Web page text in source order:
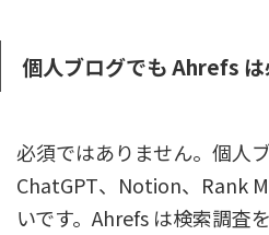
個人ブログでも Ahrefs
必須ではありません。個人
ChatGPT、Notion、Rank
いです。Ahrefs は検索調査